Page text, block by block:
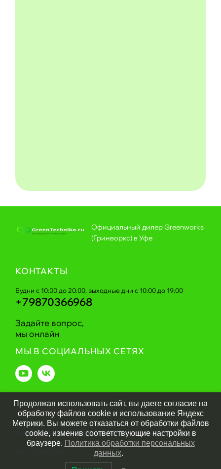
Официальный дилер Greenworks
(Гринворкс) в Уфе
КОНТАКТЫ
Будни с 10:00 до 20:00, выходные дни с 10:00 до 19:00
+79870366968
Задайте вопрос,
мы онлайн
МЫ В СОЦИАЛЬНЫХ СЕТЯХ
Greentechnika.ru2026
Политика обработки персональных данных
Продолжая использовать сайт, вы даете согласие на
обработку файлов cookie и использование Яндекс
Метрики. Вы можете отказаться от обработки файлов
cookie, изменив соответствующие настройки в
браузере. Политика обработки персональных
данных.